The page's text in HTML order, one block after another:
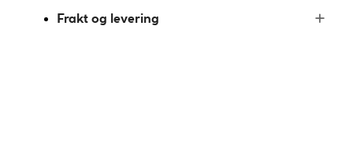
Frakt og levering